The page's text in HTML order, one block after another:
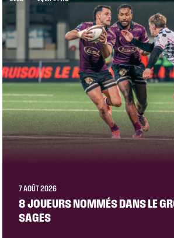
7 AOÛT 2026
8 JOUEURS NOMMÉS DANS LE
SAGES